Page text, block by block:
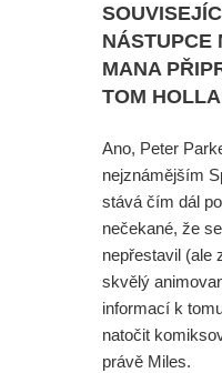
NÁSTUPCE
MANA
TOM
Ano, Peter
nejznámějším
stává čím dál
nečekané, že
nepřestavil (ale
skvělý
informací k
natočit
právě Miles.